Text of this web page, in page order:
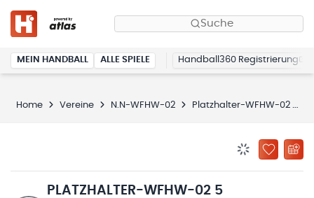
Suche
MEIN HANDBALL ALLE SPIELE Handball360 Registrierung
Home Vereine N.N-WFHW-02 Platzhalter-WFHW-02 5
ZU
PLATZHALTER-WFHW-02 5